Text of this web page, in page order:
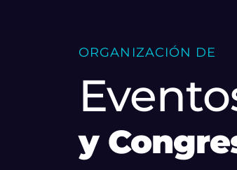
ORGANIZACIÓN DE
y